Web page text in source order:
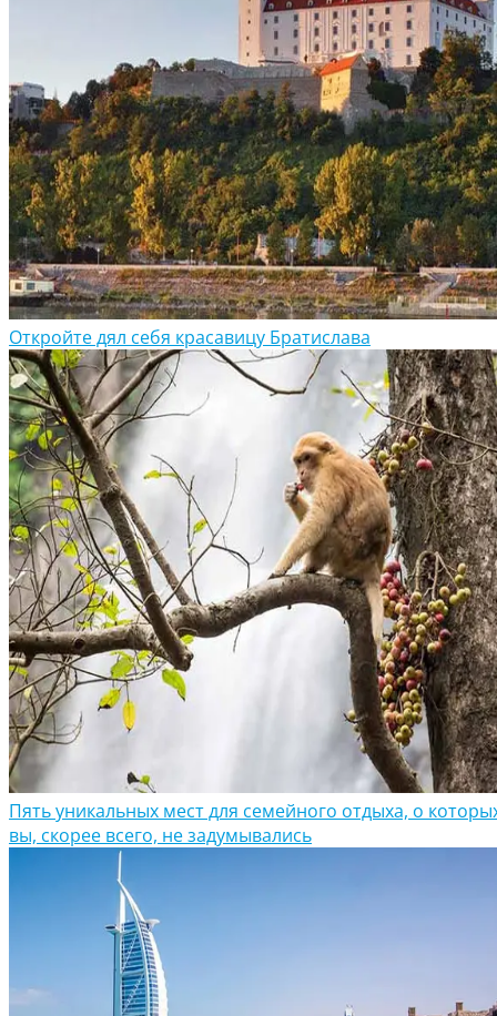
Откройте дял себя красавицу Братислава
Пять уникальных мест для семейного отдыха, о
вы, скорее всего, не задумывались